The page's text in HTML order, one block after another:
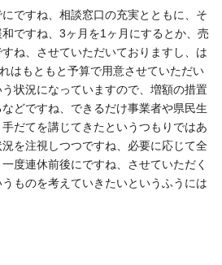
ですね、相談窓口の充実とともに、そ
ですね、3ヶ月を1ヶ月にするとか、売
ね、させていただいておりますし、は
はもともと予算で用意させていただい
状況になっていますので、増額の措置
どですね、できるだけ事業者や県民生
だてを講じてきたというつもりではあ
を注視しつつですね、必要に応じて全
度連休前後にですね、させていただく
ものを考えていきたいというふうには